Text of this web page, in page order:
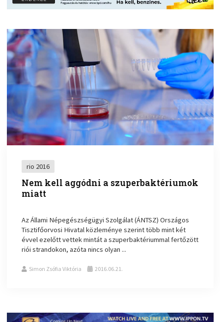
rio 2016
Nem kell aggódni a szuperbaktériumok
miatt
Az Állami Népegészségügyi Szolgálat (ÁNTSZ) Országos
Tisztifőorvosi Hivatal közleménye szerint több mint két
évvel ezelőtt vettek mintát a szuperbaktériummal fertőzött
riói strandokon, azóta nincs olyan ...
Simon Zsófia Viktória 2016.06.21.